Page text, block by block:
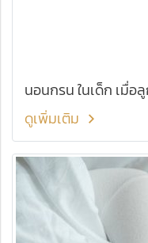
นอนกร
ดูเพิ่มเติม